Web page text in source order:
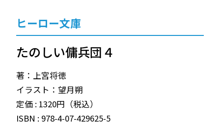
ヒーロー文庫
たのしい傭兵団４
著：上宮将徳
イラスト：望月朔
定価 : 1320円（税込）
ISBN : 978-4-07-429625-5